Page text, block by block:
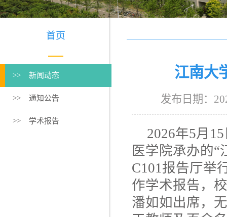
首页
>> 新闻动态
>> 通知公告
>> 学术报告
江南大
发布日期：
2026年5月
医学院承办的“
C101报告厅举
作学术报告，
潘如如出席，